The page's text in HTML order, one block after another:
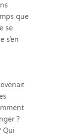
que
se
s’en
?
Qui